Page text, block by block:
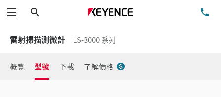
功能表
雷射掃描測微計 LS-3000 系列
概覽 型號 下載 了解價格